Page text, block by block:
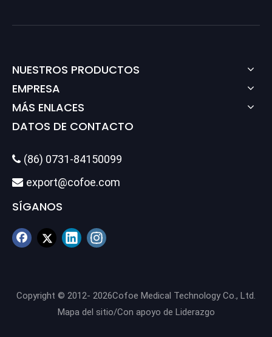
NUESTROS PRODUCTOS
EMPRESA
MÁS ENLACES
DATOS DE CONTACTO
 (86) 0731-84150099
 export@cofoe.com
SÍGANOS
Copyright © 2012- 2026Cofoe Medical Technology Co., Ltd.
Mapa del sitio/Con apoyo de Liderazgo